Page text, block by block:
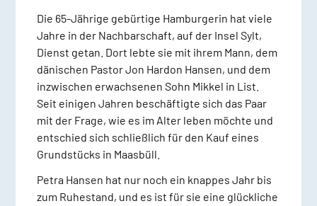
Die 65-Jährige gebürtige Hamburgerin hat viele
Jahre in der Nachbarschaft, auf der Insel Sylt,
Dienst getan. Dort lebte sie mit ihrem Mann, dem
dänischen Pastor Jon Hardon Hansen, und dem
inzwischen erwachsenen Sohn Mikkel in List.
Seit einigen Jahren beschäftigte sich das Paar
mit der Frage, wie es im Alter leben möchte und
entschied sich schließlich für den Kauf eines
Grundstücks in Maasbüll.
Petra Hansen hat nur noch ein knappes Jahr bis
zum Ruhestand, und es ist für sie eine glückliche